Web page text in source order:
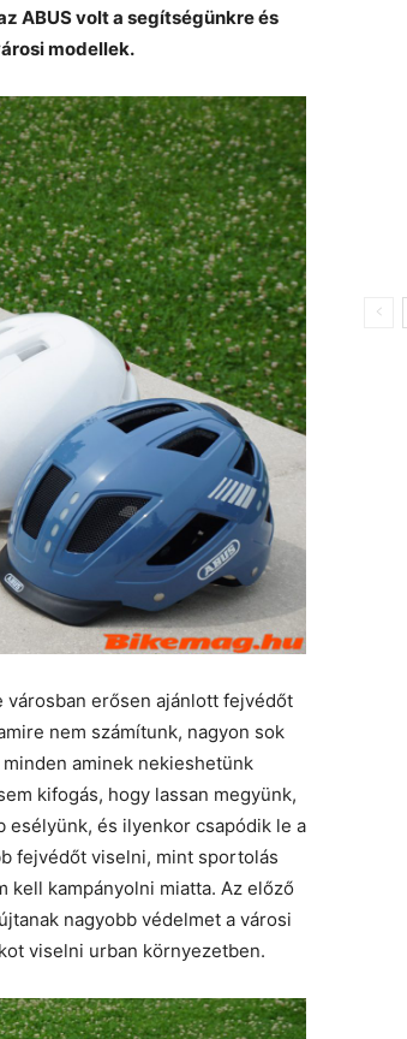
ABUS volt a segítségünkre és
modellek.
városban erősen ajánlott fejvédőt
nem számítunk, nagyon sok
aminek nekieshetünk
kifogás, hogy lassan megyünk,
esélyünk, és ilyenkor csapódik le a
fejvédőt viselni, mint sportolás
kampányolni miatta. Az előző
nagyobb védelmet a városi
viselni urban környezetben.